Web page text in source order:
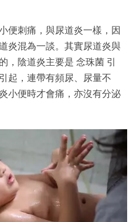
便刺痛，與尿道炎一樣，因
炎混為一談。其實尿道炎與
，陰道炎主要是 念珠菌 引
起，連帶有頻尿、尿量不
小便時才會痛，亦沒有分泌